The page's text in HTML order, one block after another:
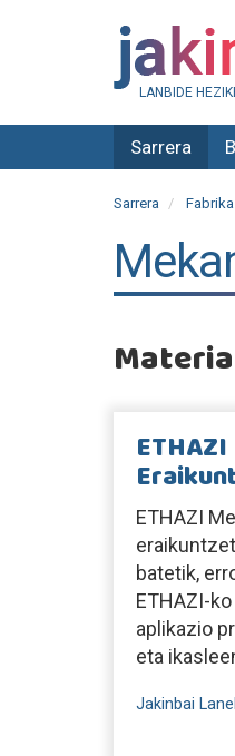
LANBIDE
Sarrera
Sarrera
ETHAZI
batetik,
ETHAZI-
aplikazio
eta
Jakinbai